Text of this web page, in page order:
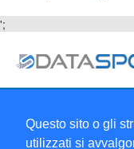
Questo sito o gli
utilizzati si
';
Collabora con noi